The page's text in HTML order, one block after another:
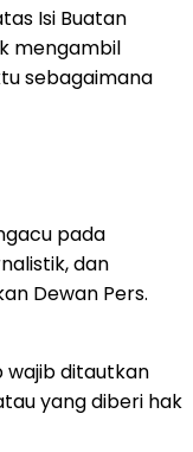
Isi Buatan
mengambil
sebagaimana
pada
dan
Dewan Pers.
wajib ditautkan
yang diberi hak